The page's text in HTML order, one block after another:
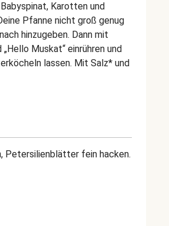
Karotten und
Pfanne nicht groß genug
hinzugeben. Dann mit
Muskat“ einrühren und
lassen. Mit Salz* und
Petersilienblätter fein hacken.